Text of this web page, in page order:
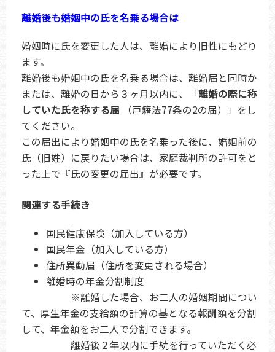
離婚後も婚姻中の氏を名乗る場合は
婚姻時に氏を変更した人は、離婚により旧性にもどり
ます。
離婚後も婚姻中の氏を名乗る場合は、離婚届と同時か
または、離婚の日から３ヶ月以内に、「離婚の際に称
していた氏を称する届 （戸籍法77条の2の届）」をし
てください。
この届出により婚姻中の氏を名乗った後に、婚姻前の
氏（旧姓）に戻りたい場合は、家庭裁判所の許可をと
った上で『氏の変更の届出』が必要です。
関連する手続き
国民健康保険（加入している方）
国民年金（加入している方）
住所異動届（住所を変更される場合）
離婚時の年金分割制度
※離婚した場合、お二人の婚姻期間につい
て、厚生年金の支給額の計算の基となる報酬額を分割
して、年金額をお二人で分割できます。
離婚後２年以内に手続を行っていただく必